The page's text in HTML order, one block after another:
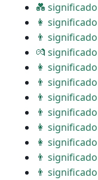
💑 significado
👩 significado
👨 significado
💏 significado
👩 significado
👨 significado
👨 significado
👨 significado
👩 significado
👩 significado
👨 significado
👨 significado